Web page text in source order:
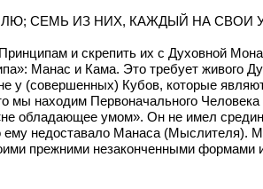
СЕМЬ ИЗ НИХ, КАЖДЫЙ НА
и скрепить их с Духовной
Манас и Кама. Это требует живого
у (совершенных) Кубов, которые
мы находим Первоначального
обладающее умом». Он не имел
недоставало Манаса (Мыслителя).
прежними незаконченными формами